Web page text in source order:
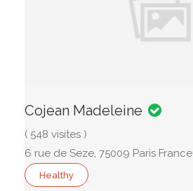
Cojean Madeleine
( 548 visites )
6 rue de Seze, 75009 Paris France
Healthy